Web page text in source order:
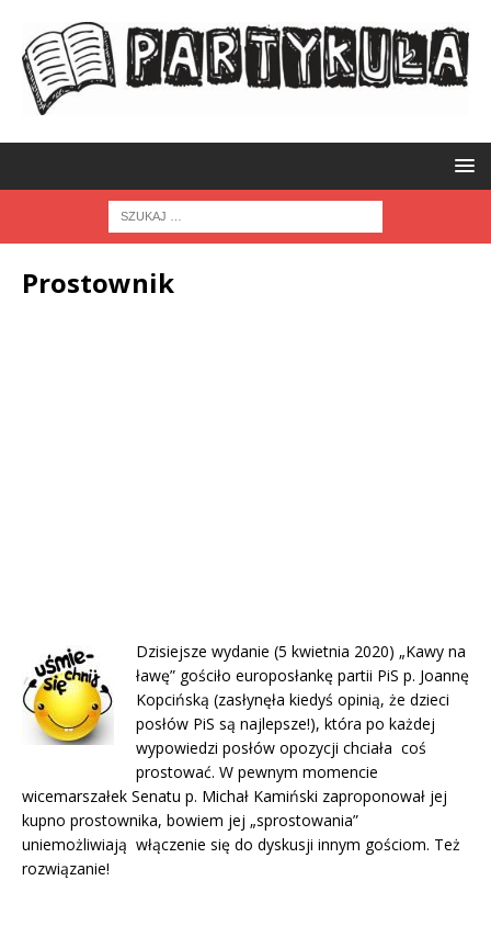
Prostownik
Dzisiejsze wydanie (5 kwietnia 2020) „Kawy na
ławę” gościło europosłankę partii PiS p. Joannę
Kopcińską (zasłynęła kiedyś opinią, że dzieci
posłów PiS są najlepsze!), która po każdej
wypowiedzi posłów opozycji chciała coś
prostować. W pewnym momencie
wicemarszałek Senatu p. Michał Kamiński zaproponował jej
kupno prostownika, bowiem jej „sprostowania”
uniemożliwiają włączenie się do dyskusji innym gościom. Też
rozwiązanie!